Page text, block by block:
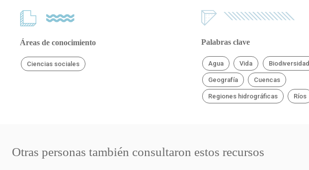
Áreas de conocimiento
Ciencias sociales
Palabras clave
Agua Vida Biodiversidad
Geografía Cuencas
Regiones hidrográficas Ríos
Otras personas también consultaron estos recursos